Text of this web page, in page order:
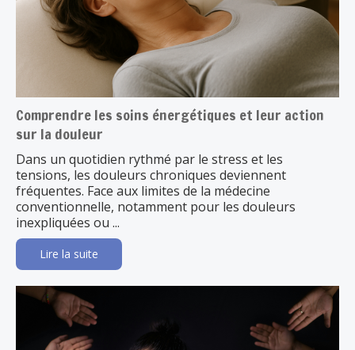
Comprendre les soins énergétiques et leur action
sur la douleur
Dans un quotidien rythmé par le stress et les
tensions, les douleurs chroniques deviennent
fréquentes. Face aux limites de la médecine
conventionnelle, notamment pour les douleurs
inexpliquées ou ...
Lire la suite